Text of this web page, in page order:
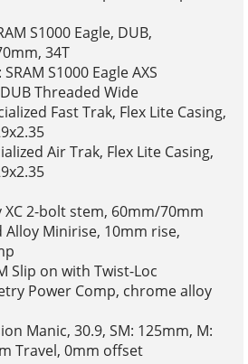
S1000 Eagle, DUB,
34T
: SRAM S1000 Eagle AXS
Threaded Wide
Fast Trak, Flex Lite Casing,
Air Trak, Flex Lite Casing,
XC 2-bolt stem, 60mm/70mm
Alloy Minirise, 10mm rise,
Slip on with Twist-Loc
Power Comp, chrome alloy
Manic, 30.9, SM: 125mm, M:
Travel, 0mm offset